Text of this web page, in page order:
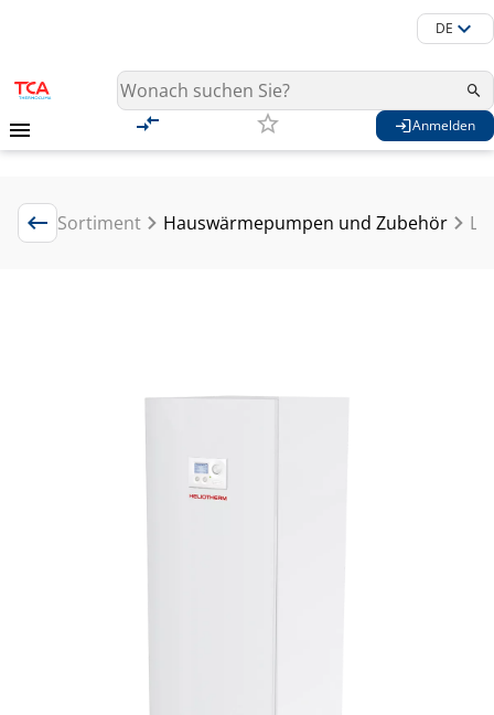
DE
Anmelden
Sortiment Hauswärmepumpen und Zubehör